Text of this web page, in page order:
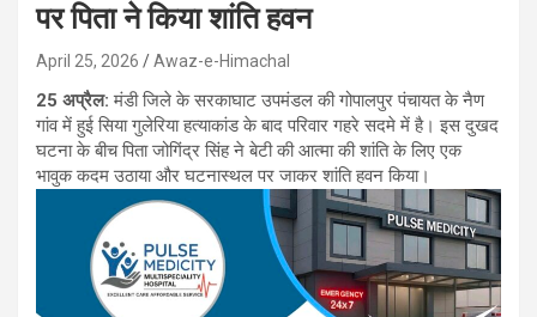
पर पिता ने किया शांति हवन
April 25, 2026 Awaz-e-Himachal
25 अप्रैल:मंडी जिले के सरकाघाट उपमंडल की गोपालपुर पंचायत के नैण
गांव में हुई सिया गुलेरिया हत्याकांड के बाद परिवार गहरे सदमे में है। इस दुखद
घटना के बीच पिता जोगिंद्र सिंह ने बेटी की आत्मा की शांति के लिए एक
भावुक कदम उठाया और घटनास्थल पर जाकर शांति हवन किया।